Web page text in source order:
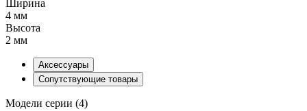
Ширина
4 мм
Высота
2 мм
Аксессуары
Сопутствующие товары
Модели серии (4)